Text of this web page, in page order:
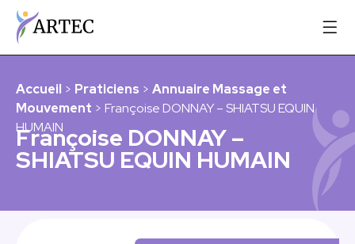
Accueil > Praticiens > Annuaire Massage et
Mouvement > Françoise DONNAY – SHIATSU EQUIN
HUMAIN
Françoise DONNAY –
SHIATSU EQUIN HUMAIN